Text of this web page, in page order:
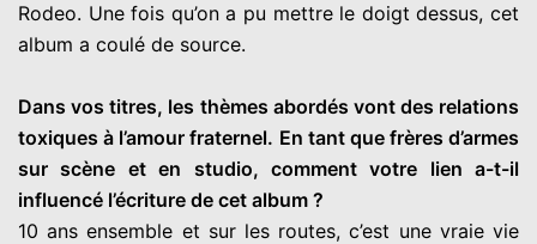
Rodeo. Une fois qu’on a pu mettre le doigt dessus, cet
album a coulé de source.
Dans vos titres, les thèmes abordés vont des relations
toxiques à l’amour fraternel. En tant que frères d’armes
sur scène et en studio, comment votre lien a-t-il
influencé l’écriture de cet album ?
10 ans ensemble et sur les routes, c’est une vraie vie